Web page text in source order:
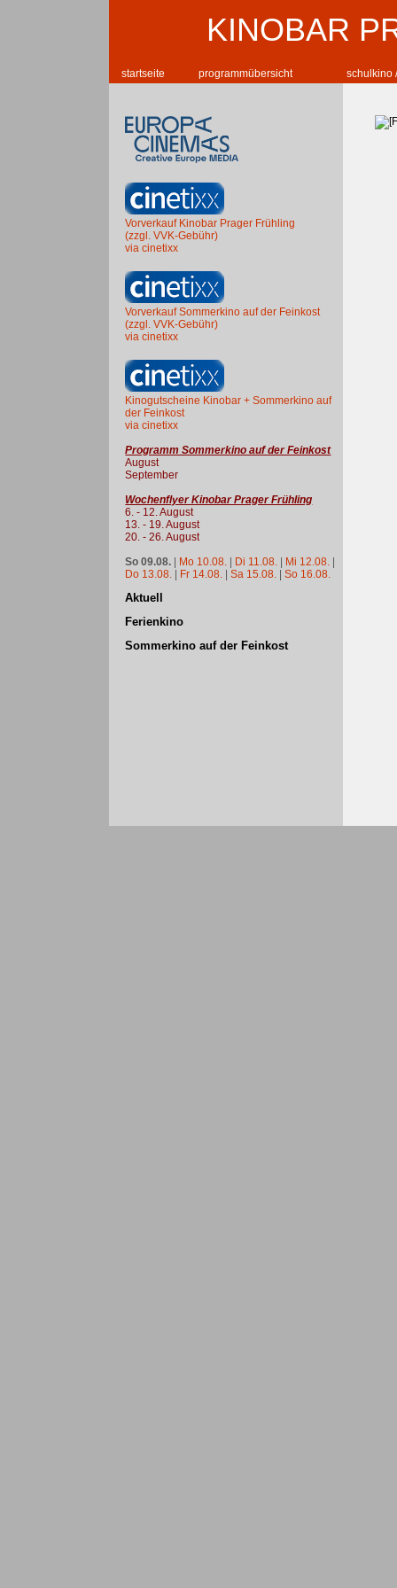
KINOBAR
startseite programmübersicht schulkino
Vorverkauf Kinobar Prager Frühling
(zzgl. VVK-Gebühr)
via cinetixx
Vorverkauf Sommerkino auf der Feinkost
(zzgl. VVK-Gebühr)
via cinetixx
Kinogutscheine Kinobar + Sommerkino auf
der Feinkost
via cinetixx
Programm Sommerkino auf der Feinkost
August
September
Wochenflyer Kinobar Prager Frühling
6. - 12. August
13. - 19. August
20. - 26. August
So 09.08. | Mo 10.08. | Di 11.08. | Mi 12.08. |
Do 13.08. | Fr 14.08. |Sa 15.08. |So 16.08.
Aktuell
Ferienkino
Sommerkino auf der Feinkost